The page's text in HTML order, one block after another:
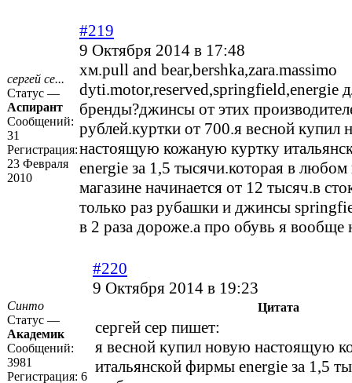
сергей се...
Статус —
Аспирант
Сообщений:
31
Регистрация:
23 Февраля
2010
#219
9 Октября 2014 в 17:48
хм.pull and bear,bershka,zara.massimo
dyti.motor,reserved,springfield,energie
бренды?джинсы от этих
рублей.куртки от 700.я весной купил
настоящую кожаную куртку
energie за 1,5 тысячи.которая в любом
магазине начинается от 12 тысяч.в
только раз рубашки и джинсы
в 2 раза дороже.а про обувь я вообще
Синто
Статус —
Академик
Сообщений:
3981
Регистрация: 6
#220
9 Октября 2014 в 19:23
Цитата
сергей сер пишет:
я весной купил новую настоящую
итальянской фирмы energie за 1,5